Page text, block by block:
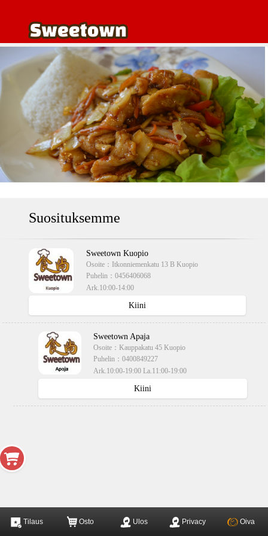
Suosituksemme
Sweetown Kuopio
Osoite：
Itkonniemenkatu 13 B Kuopio
Puhelin：0456406068
Ark.10:00-14:00
Kiini
Sweetown Apaja
Osoite： Kauppakatu 45 Kuopio
Puhelin：0400849227
Ark.10:00-19:00 La.11:00-19:00
Kiini
Tilaus Osto Ulos Privacy Oiva